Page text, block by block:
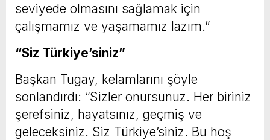
seviyede olmasını sağlamak için
çalışmamız ve yaşamamız lazım.”
“Siz Türkiye’siniz”
Başkan Tugay, kelamlarını şöyle
sonlandırdı: “Sizler onursunuz. Her biriniz
şerefsiniz, hayatsınız, geçmiş ve
geleceksiniz. Siz Türkiye’siniz. Bu hoş